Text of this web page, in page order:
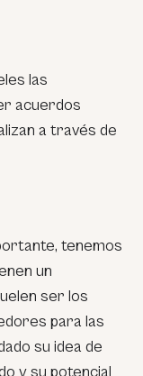
las
acuerdos
a través de
tenemos
un
ser los
para las
su idea de
y su potencial